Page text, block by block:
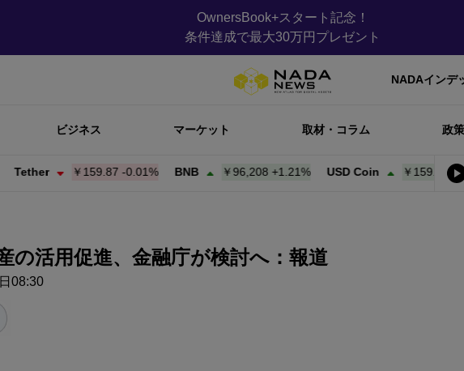
OwnersBook+スタート記念！
条件達成で最大30万円プレゼント
NADAインデ
ビジネス マーケット 取材・コラム 政
￥159.87-0.01% BNB ￥96,217+ 1.22% USD Coin ￥159.97+0.01%
の活用促進、金融庁が検討へ：報道
08:30